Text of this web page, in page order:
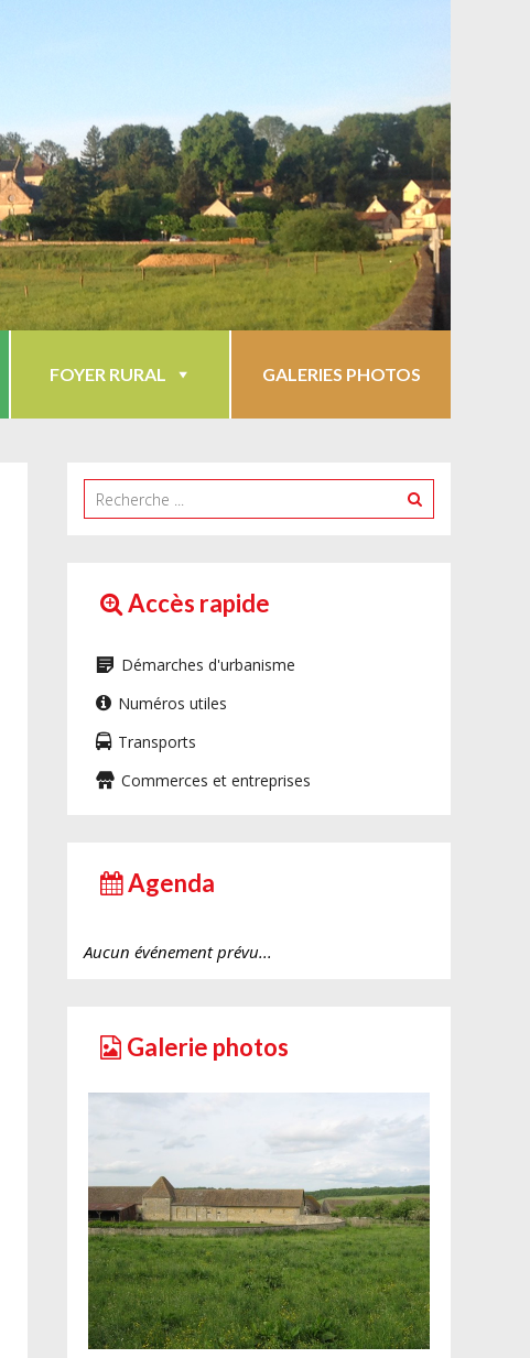
FOYER RURAL GALERIES PHOTOS
Accès rapide
Démarches d'urbanisme
Numéros utiles
Transports
Commerces et entreprises
Agenda
Aucun événement prévu...
Galerie photos